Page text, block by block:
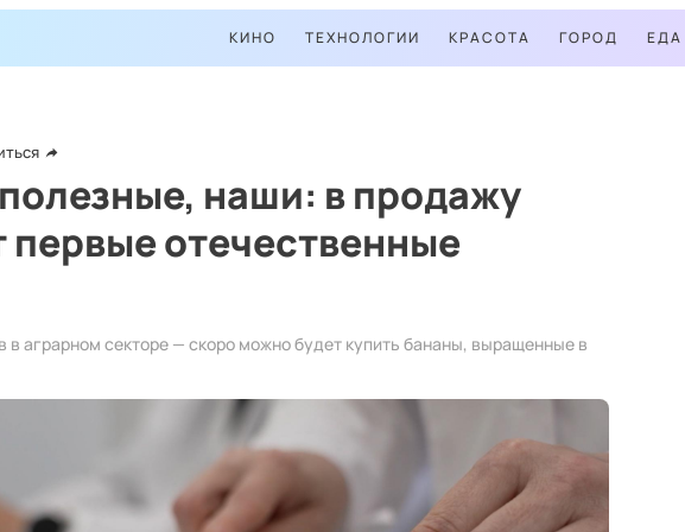
КИНО ТЕХНОЛОГИИ КРАСОТА ГОРОД ЕДА
наши: в продажу
первые отечественные
в аграрном секторе — скоро можно будет купить бананы, выращенные в